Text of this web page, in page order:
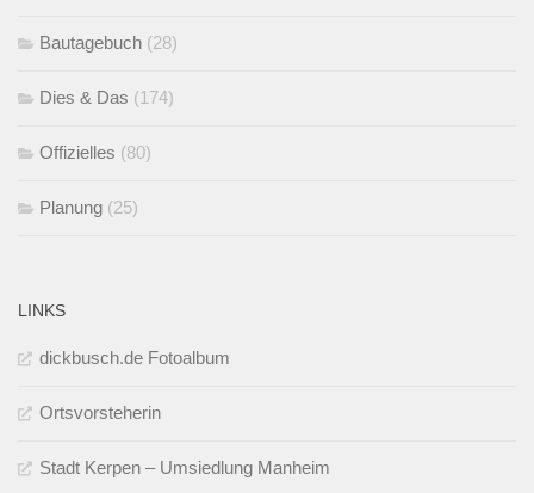
Bautagebuch (28)
Dies & Das (174)
Offizielles (80)
Planung (25)
LINKS
dickbusch.de Fotoalbum
Ortsvorsteherin
Stadt Kerpen – Umsiedlung Manheim